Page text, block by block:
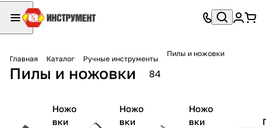
Главная Каталог Ручные инструменты
Пилы и ножовки
Пилы и ножовки 84
Ножо
вки
Ножо
вки
Ножо
вки